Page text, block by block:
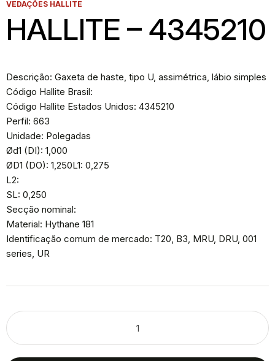
VEDAÇÕES HALLITE
HALLITE – 4345210
Descrição: Gaxeta de haste, tipo U, assimétrica, lábio simples
Código Hallite Brasil:
Código Hallite Estados Unidos: 4345210
Perfil: 663
Unidade: Polegadas
Ød1 (DI): 1,000
ØD1 (DO): 1,250L1: 0,275
L2:
SL: 0,250
Secção nominal:
Material: Hythane 181
Identificação comum de mercado: T20, B3, MRU, DRU, 001
series, UR